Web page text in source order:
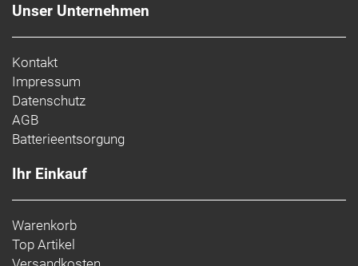
Unser Unternehmen
Kontakt
Impressum
Datenschutz
AGB
Batterieentsorgung
Ihr Einkauf
Warenkorb
Top Artikel